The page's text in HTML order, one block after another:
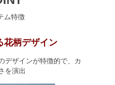
ム特徴
花柄デザイン
デザインが特徴的で、カ
を演出